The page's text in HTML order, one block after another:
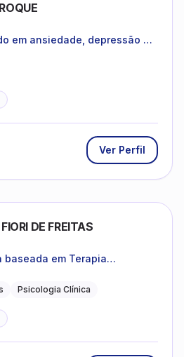
em ansiedade, depressão e
Ver Perfil
DE FREITAS
baseada em Terapia
Psicologia Clínica